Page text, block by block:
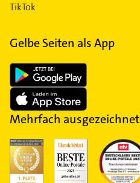
TikTok
Gelbe Seiten als App
Mehrfach ausgezeichnet